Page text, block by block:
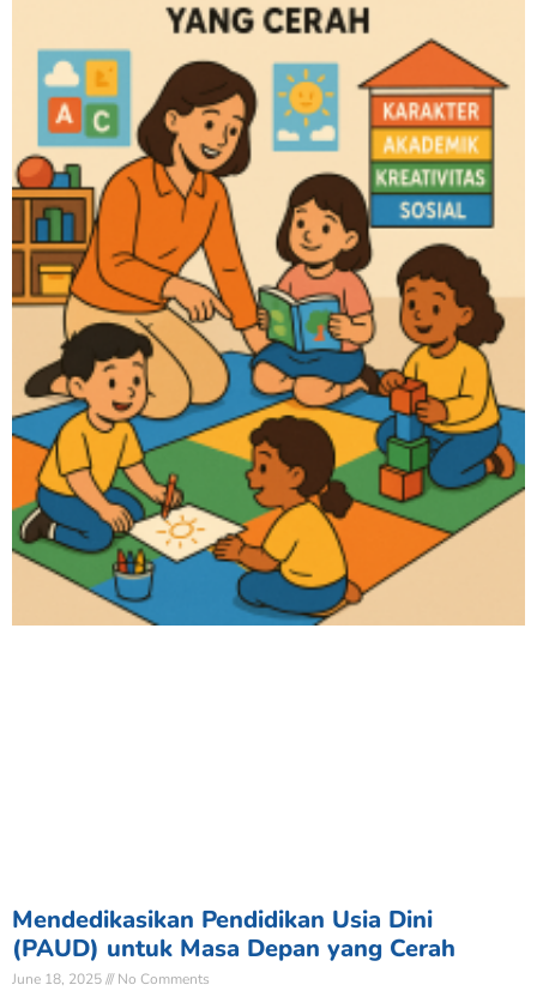
Mendedikasikan Pendidikan Usia Dini
(PAUD) untuk Masa Depan yang Cerah
June 18, 2025 No Comments